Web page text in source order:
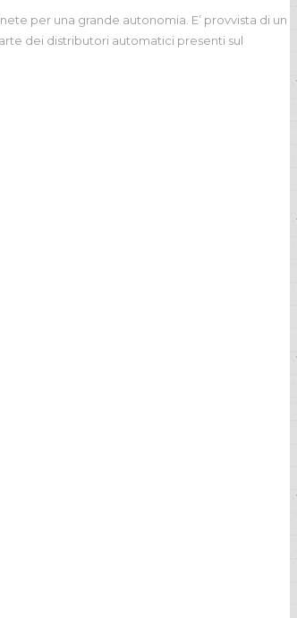
per una grande autonomia. E’ provvista di un
dei distributori automatici presenti sul